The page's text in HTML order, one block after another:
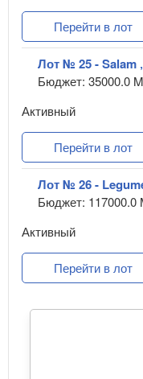
Перейти в лот
Лот № 25 - Salam
Бюджет: 35000.0
Активный
Перейти в лот
Лот № 26 -
Бюджет: 117000.0
Активный
Перейти в лот